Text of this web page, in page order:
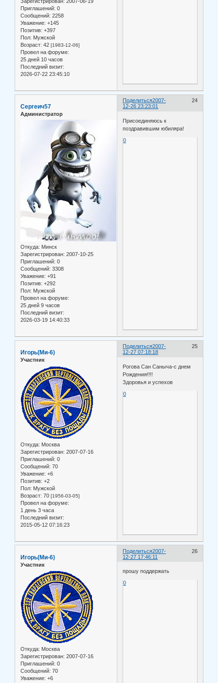
Приглашений: 0
Сообщений: 2258
Уважение: +145
Позитив: +397
Пол: Мужской
Возраст: 42 [1983-12-06]
Провел на форуме:
25 дней 10 часов
Последний визит:
2026-07-22 23:45:10
Поделиться 24
2007-
12-26 23:23:01
Сергеич57
Администратор
Откуда: Минск
Зарегистрирован: 2007-10-25
Приглашений: 0
Сообщений: 3308
Уважение: +91
Позитив: +292
Пол: Мужской
Провел на форуме:
25 дней 9 часов
Последний визит:
2026-03-19 14:40:33
Присоединяюсь к
поздравившим юбиляра!
0
Поделиться 25
2007-
12-27 07:18:18
Игорь(Ми-6)
Участник
Откуда: Москва
Зарегистрирован: 2007-07-16
Приглашений: 0
Сообщений: 70
Уважение: +6
Позитив: +2
Пол: Мужской
Возраст: 70 [1956-03-05]
Провел на форуме:
1 день 3 часа
Последний визит:
2015-05-12 07:16:23
Рогова Сан Саныча-с днем
Рождения!!!!
Здоровья и успехов
0
Поделиться 26
2007-
12-27 17:46:11
Игорь(Ми-6)
Участник
Откуда: Москва
Зарегистрирован: 2007-07-16
Приглашений: 0
Сообщений: 70
Уважение: +6
прошу поддержать
0